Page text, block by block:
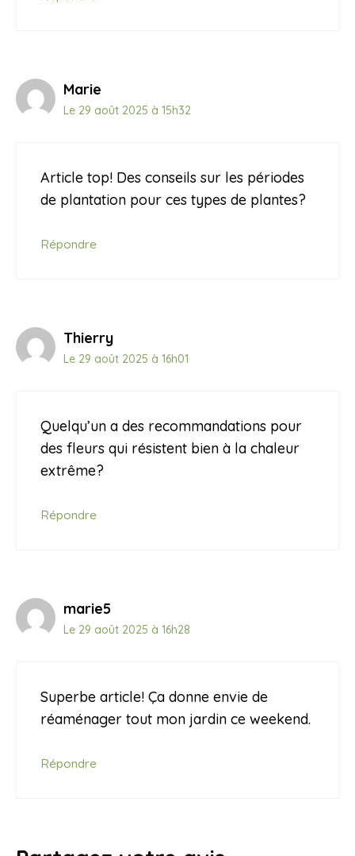
Marie
Le 29 août 2025 à 15h32
Article top! Des conseils sur les périodes
de plantation pour ces types de plantes?
Répondre
Thierry
Le 29 août 2025 à 16h01
Quelqu’un a des recommandations pour
des fleurs qui résistent bien à la chaleur
extrême?
Répondre
marie5
Le 29 août 2025 à 16h28
Superbe article! Ça donne envie de
réaménager tout mon jardin ce weekend.
Répondre